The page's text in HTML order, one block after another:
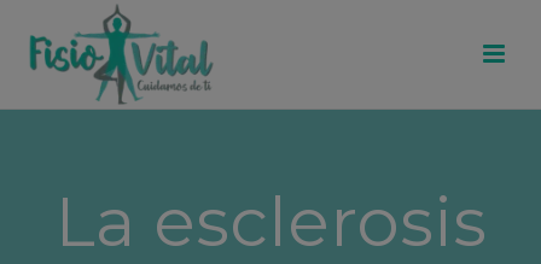
La esclerosis